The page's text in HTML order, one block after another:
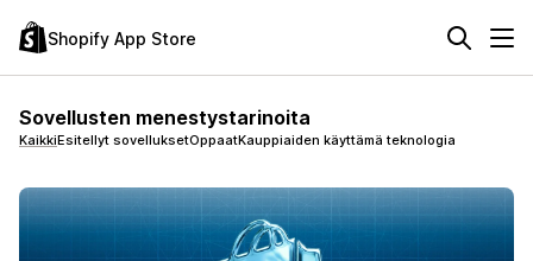
Shopify App Store
Sovellusten menestystarinoita
KaikkiEsitellyt sovelluksetOppaatKauppiaiden käyttämä teknologia